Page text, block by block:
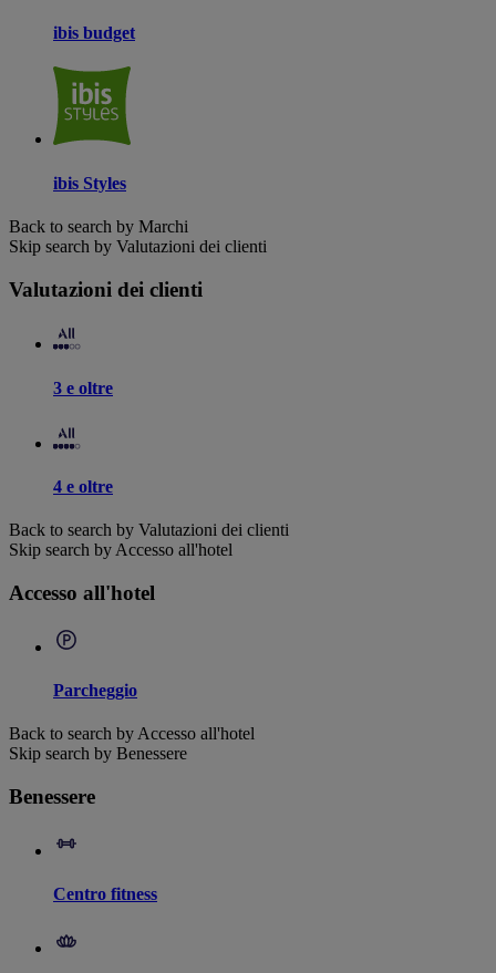
ibis budget
ibis Styles
Back to search by Marchi
Skip search by Valutazioni dei clienti
Valutazioni dei clienti
3 e oltre
4 e oltre
Back to search by Valutazioni dei clienti
Skip search by Accesso all'hotel
Accesso all'hotel
Parcheggio
Back to search by Accesso all'hotel
Skip search by Benessere
Benessere
Centro fitness